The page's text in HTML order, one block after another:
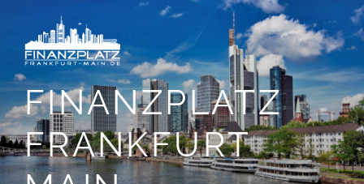
springen
FINANZPLATZ
FRANKFURT